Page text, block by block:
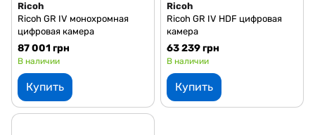
Ricoh
Ricoh GR IV монохромная
цифровая камера
87 001 грн
В наличии
Купить
Ricoh
Ricoh GR IV HDF цифровая
камера
63 239 грн
В наличии
Купить